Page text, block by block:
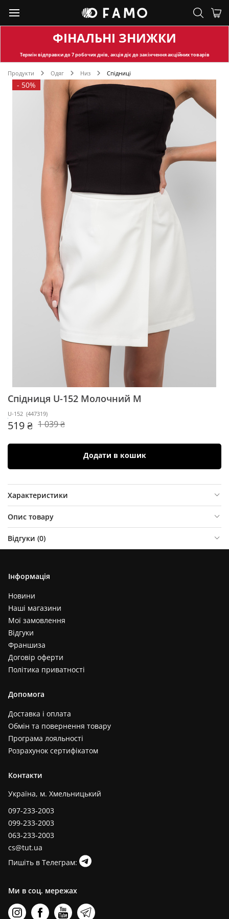
ФІНАЛЬНІ ЗНИЖКИ
Термін відправкидо 7 робочих днів, акція діє до закінчення акційних товарів
Продукти Одяг Низ Спідниці
- 50%
Спідниця U-152 Молочний M
U-152 (447319)
519 ₴ 1 039 ₴
Додати в кошик
Характеристики
Опис товару
Відгуки (0)
Інформація
Новини
Наші магазини
Мої замовлення
Відгуки
Франшиза
Договір оферти
Політика приватності
Допомога
Доставка і оплата
Обмін та повернення товару
Програма лояльності
Розрахунок сертифікатом
Контакти
Україна, м. Хмельницький
097-233-2003
099-233-2003
063-233-2003
cs@tut.ua
Пишіть в Телеграм:
Ми в соц. мережах